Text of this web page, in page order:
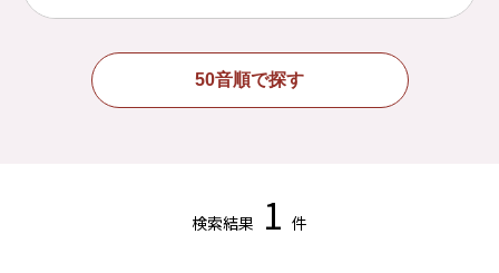
50音順で探す
検索結果 1 件